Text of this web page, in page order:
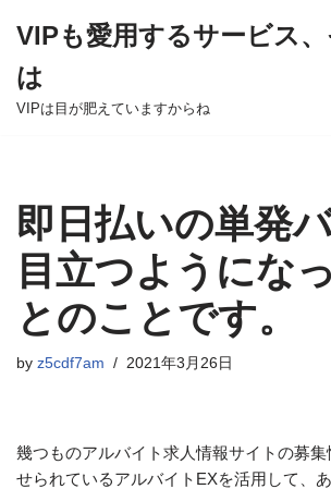
to
content
VIPも愛用するサービス
は
VIPは目が肥えていますからね
即日払いの単発
目立つようにな
とのことです。
by z5cdf7am 2021年3月26日
幾つものアルバイト求人情報サイトの募
せられているアルバイトEXを活用して、